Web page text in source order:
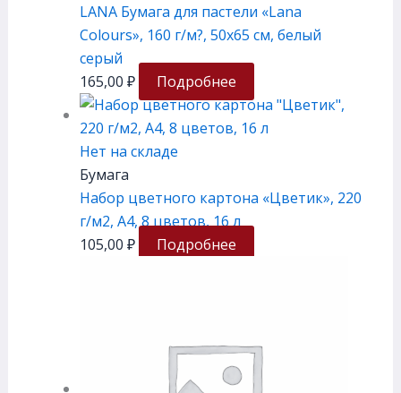
LANA Бумага для пастели «Lana
Colours», 160 г/м?, 50х65 см, белый
серый
165,00 ₽ Подробнее
Нет на складе
Бумага
Набор цветного картона «Цветик», 220
г/м2, А4, 8 цветов, 16 л
105,00 ₽ Подробнее